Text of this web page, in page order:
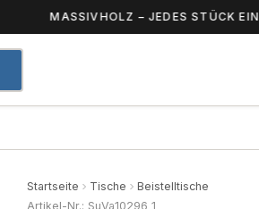
MASSIVHOLZ – JEDES STÜCK EIN UNIKAT
Startseite Tische
Beistelltische
Artikel-Nr.: SuVa10296_1